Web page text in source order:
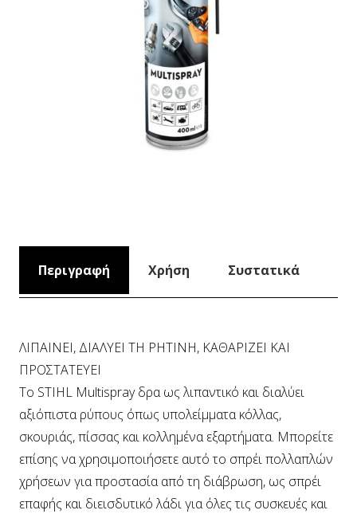
Περιγραφή Χρήση Συστατικά
ΛΙΠΑΙΝΕΙ, ΔΙΑΛΥΕΙ ΤΗ ΡΗΤΙΝΗ, ΚΑΘΑΡΙΖΕΙ ΚΑΙ
ΠΡΟΣΤΑΤΕΥΕΙ
Το STIHL Multispray δρα ως λιπαντικό και διαλύει
αξιόπιστα ρύπους όπως υπολείμματα κόλλας,
σκουριάς, πίσσας και κολλημένα εξαρτήματα. Μπορείτε
επίσης να χρησιμοποιήσετε αυτό το σπρέι πολλαπλών
χρήσεων για προστασία από τη διάβρωση, ως σπρέι
επαφής και διεισδυτικό λάδι για όλες τις συσκευές και